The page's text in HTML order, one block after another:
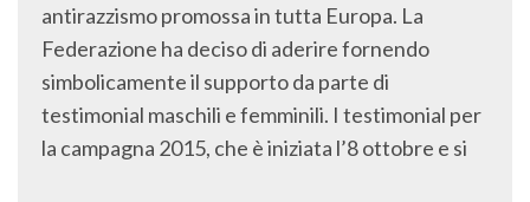
antirazzismo promossa in tutta Europa. La
Federazione ha deciso di aderire fornendo
simbolicamente il supporto da parte di
testimonial maschili e femminili. I testimonial per
la campagna 2015, che è iniziata l’8 ottobre e si